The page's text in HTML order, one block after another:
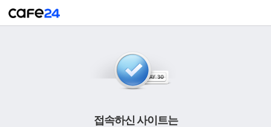
접속하신 사이트는